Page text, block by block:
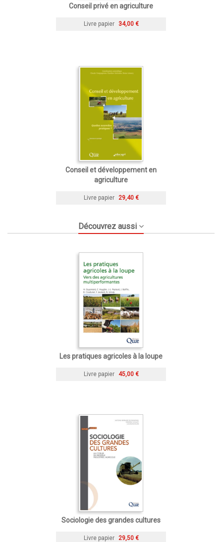
Conseil privé en agriculture
Livre papier 34,00 €
Conseil et développement en
agriculture
Livre papier 29,40 €
Découvrez aussi
Les pratiques agricoles à la loupe
Livre papier 45,00 €
Sociologie des grandes cultures
Livre papier 29,50 €